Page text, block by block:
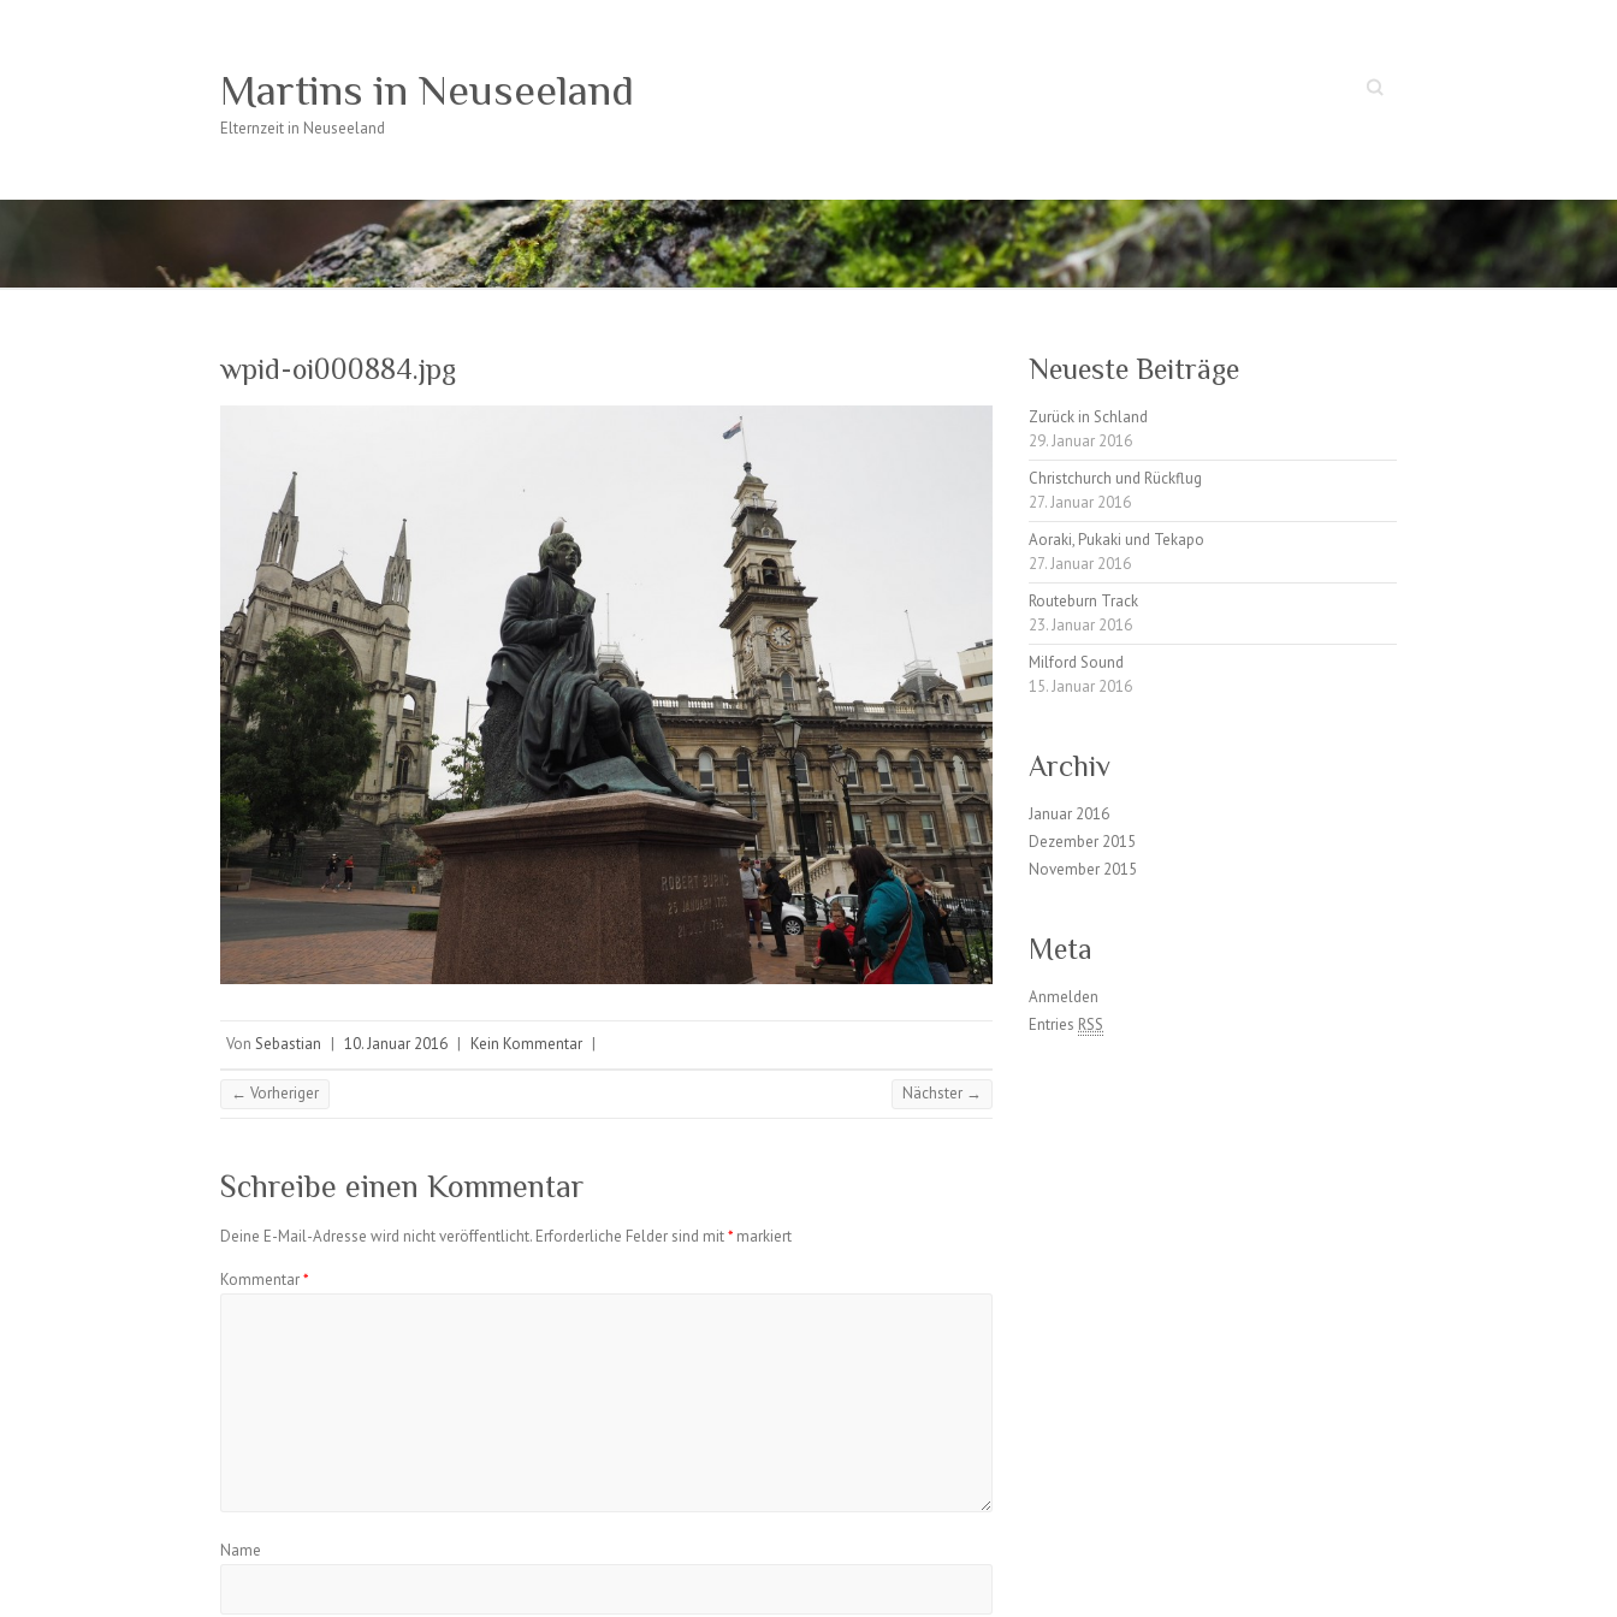
Suche
Martins in Neuseeland
Elternzeit in Neuseeland
wpid-oi000884.jpg
Von Sebastian | 10. Januar 2016 | Kein Kommentar |
← Vorheriger Nächster →
Schreibe einen Kommentar
Deine E-Mail-Adresse wird nicht veröffentlicht. Erforderliche Felder sind mit* markiert
Kommentar*
Name
Neueste Beiträge
Zurück in Schland
29. Januar 2016
Christchurch und Rückflug
27. Januar 2016
Aoraki, Pukaki und Tekapo
27. Januar 2016
Routeburn Track
23. Januar 2016
Milford Sound
15. Januar 2016
Archiv
Januar 2016
Dezember 2015
November 2015
Meta
Anmelden
Entries RSS